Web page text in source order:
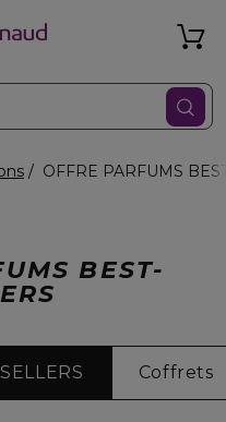
OFFRE PARFUMS
BEST-
Coffrets